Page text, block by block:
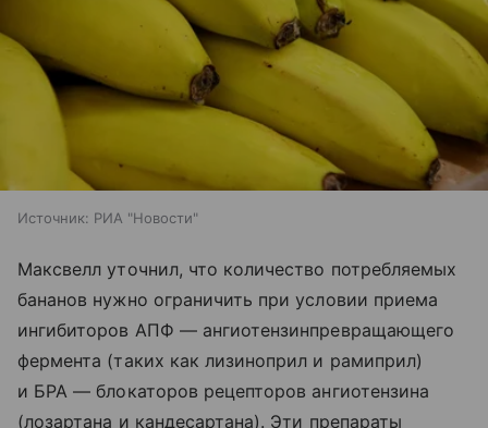
Источник: РИА "Новости"
Максвелл уточнил, что количество потребляемых
бананов нужно ограничить при условии приема
ингибиторов АПФ — ангиотензинпревращающего
фермента (таких как лизиноприл и рамиприл)
и БРА — блокаторов рецепторов ангиотензина
(лозартана и кандесартана). Эти препараты